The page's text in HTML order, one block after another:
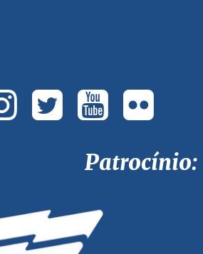
Patrocínio: